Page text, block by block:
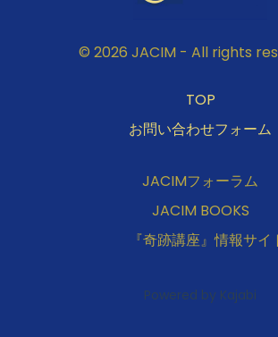
© 2026 JACIM - All rights
TOP
お問い合わせフォーム
JACIMフォーラム
JACIM BOOKS
『奇跡講座』情報サイ
Powered by Kajabi